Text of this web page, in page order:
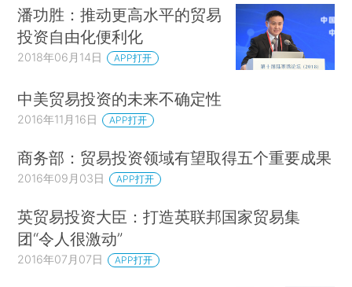
潘功胜：推动更高水平的贸易
投资自由化便利化
2018年06月14日 APP打开
中美贸易投资的未来不确定性
2016年11月16日 APP打开
商务部：贸易投资领域有望取得五个重要成果
2016年09月03日 APP打开
英贸易投资大臣：打造英联邦国家贸易集
团“令人很激动”
2016年07月07日 APP打开